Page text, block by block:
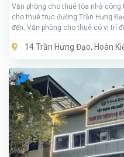
Văn phòng cho thuê tòa nhà công
cho thuê trục đường Trần Hưng
đến. Văn phòng cho thuê có vị trí
14 Trần Hưng Đạo, Hoàn